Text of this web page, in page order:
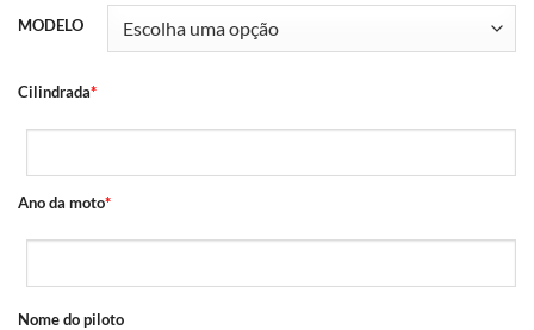
MODELO
Cilindrada*
Ano da moto*
Nome do piloto